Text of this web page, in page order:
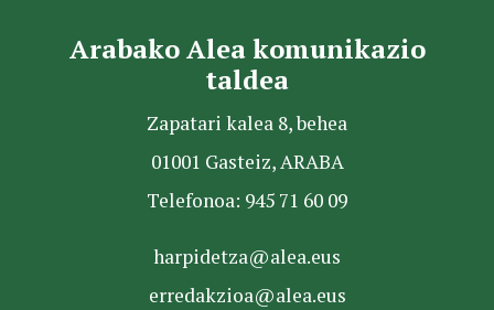
Arabako Alea komunikazio
taldea
Zapatari kalea 8, behea
01001 Gasteiz, ARABA
Telefonoa: 945 71 60 09
harpidetza@alea.eus
erredakzioa@alea.eus